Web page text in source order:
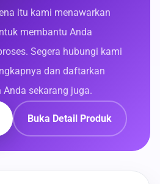
itu kami menawarkan
membantu Anda
Segera hubungi kami
dan daftarkan
Anda sekarang juga.
Buka Detail Produk